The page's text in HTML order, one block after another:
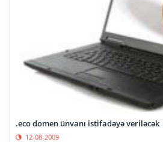
.eco domen ünvanı istifadəyə veriləcək
12-08-2009